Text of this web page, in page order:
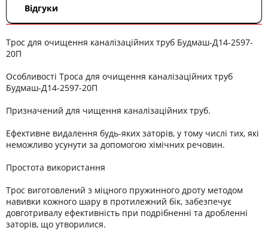
Відгуки
Трос для очищення каналізаційних труб Будмаш-Д14-2597-
20П
Особливості Троса для очищення каналізаційних труб
Будмаш-Д14-2597-20П
Призначений для чищення каналізаційних труб.
Ефективне видалення будь-яких заторів, у тому числі тих, які
неможливо усунути за допомогою хімічних речовин.
Простота використання
Трос виготовлений з міцного пружинного дроту методом
навивки кожного шару в протилежний бік, забезпечує
довготривалу ефективність при подрібненні та дробленні
заторів, що утворилися.